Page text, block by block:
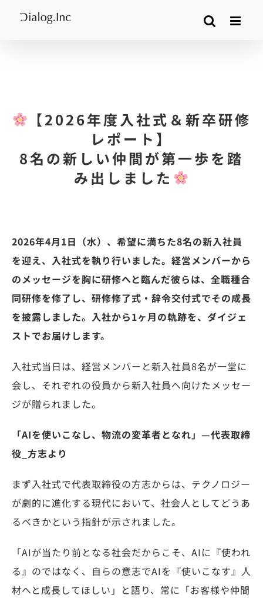
【2026年度入社式＆新卒研修
レポート】
8名の新しい仲間が第一歩を踏
み出しました
2026年4月1日（水）、希望に満ちた8名の新入社員
を迎え、入社式を執り行いました。経営メンバーから
のメッセージを胸に研修へと臨んだ彼らは、全職種合
同研修を修了し、研修修了式・辞令交付式でその成長
を披露しました。入社から1ヶ月の軌跡を、ダイジェ
ストでお届けします。
入社式当日は、経営メンバーと新入社員8名が一堂に
会し、それぞれの役員から新入社員へ向けたメッセー
ジが贈られました。
「AIを使いこなし、物流の変革者となれ」—代表取締
役_方志より
まず入社式で代表取締役の方志からは、テクノロジー
が劇的に進化する現代において、社会人としてどうあ
るべきかという指針が示されました。
「AIが当たり前となる社会だからこそ、AIに『使われ
る』のではなく、自らの意志でAIを『使いこなす』人
材へと成長してほしい」と語り、常に「お客様や仲間